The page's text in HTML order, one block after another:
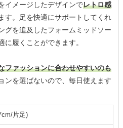
イメージしたデザインでレトロ感
す。足を快適にサポートしてくれ
グを追及したフォームミッドソー
に履くことができます。
ファッションに合わせやすいのも
ンを選ばないので、毎日使えます
片足)